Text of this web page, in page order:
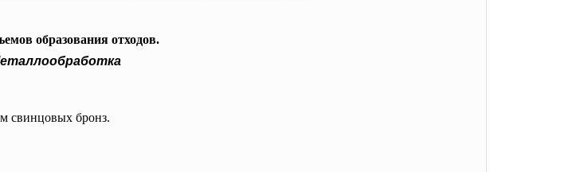
образования отходов.
свинцовых бронз.